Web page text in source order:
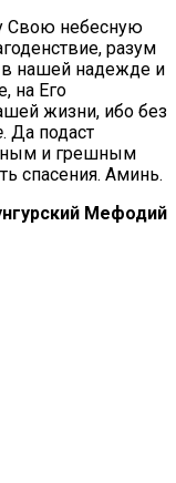
Свою небесную
разум
в нашей надежде и
на Его
жизни, ибо без
. Да подаст
и грешным
спасения. Аминь.
Мефодий